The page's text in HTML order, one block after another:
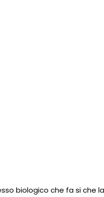
biologico che fa si che